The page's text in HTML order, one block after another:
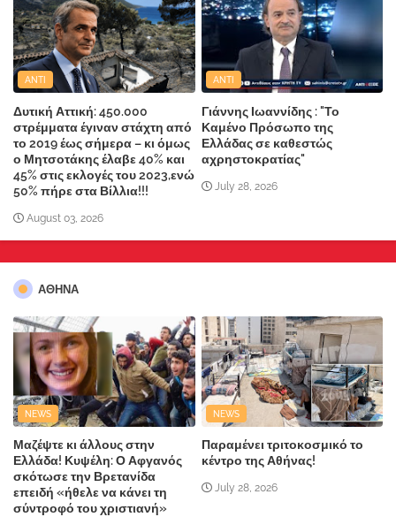
ANTI
Δυτική Αττική: 450.000
στρέμματα έγιναν στάχτη από
το 2019 έως σήμερα – κι όμως
ο Μητσοτάκης έλαβε 40% και
45% στις εκλογές του 2023,ενώ
50% πήρε στα Βίλλια!!!
August 03, 2026
ANTI
Γιάννης Ιωαννίδης : "Το
Καμένο Πρόσωπο της
Ελλάδας σε καθεστώς
αχρηστοκρατίας"
July 28, 2026
ΑΘΗΝΑ
NEWS
Μαζέψτε κι άλλους στην
Ελλάδα! Κυψέλη: Ο Αφγανός
σκότωσε την Βρετανίδα
επειδή «ήθελε να κάνει τη
σύντροφό του χριστιανή»
NEWS
Παραμένει τριτοκοσμικό το
κέντρο της Αθήνας!
July 28, 2026